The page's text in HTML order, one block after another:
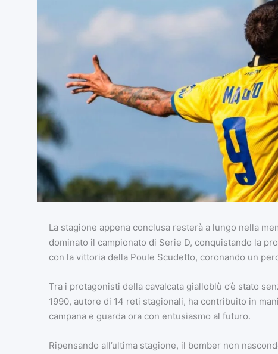
La stagione appena conclusa resterà a lungo nella
dominato il campionato di Serie D, conquistando la
con la vittoria della Poule Scudetto, coronando un
Tra i protagonisti della cavalcata gialloblù c’è stato
1990, autore di 14 reti stagionali, ha contribuito in
campana e guarda ora con entusiasmo al futuro.
Ripensando all’ultima stagione, il bomber non